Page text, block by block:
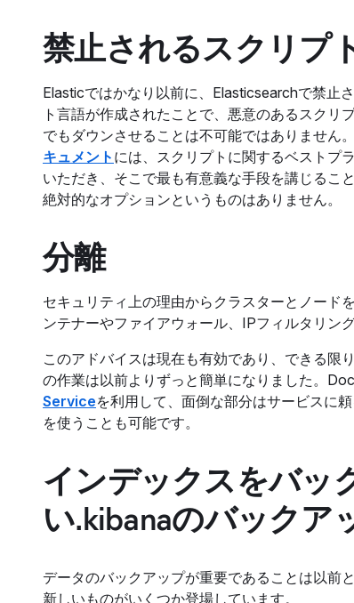
禁止されるスクリプ
Elasticではかなり以前に、Elasticsearchで禁止
ト言語が作成されたことで、悪意のあるスク
でもダウンさせることは不可能ではありません
キュメント には、スクリプトに関するベストプ
いただき、そこで最も有意義な手段を講じるこ
絶対的なオプションというものはありません。
分離
セキュリティ上の理由からクラスターとノード
ンテナーやファイアウォール、IPフィルタリン
このアドバイスは現在も有効であり、できる限
の作業は以前よりずっと簡単になりました。
Serviceを利用して、面倒な部分はサービスに
を使うことも可能です。
インデックスをバッ
い.kibanaのバックア
データのバックアップが重要であることは以前
新しいものがいくつか登場しています。